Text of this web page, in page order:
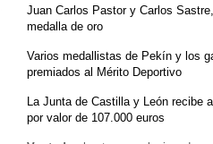
Juan Carlos Pastor y Carlos
medalla de oro
Varios medallistas de Pekín y los
premiados al Mérito Deportivo
La Junta de Castilla y León recibe
por valor de 107.000 euros